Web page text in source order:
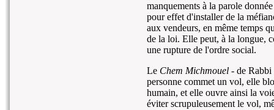
manquements à la parole
pour effet d'installer de la
aux vendeurs, en même temps
de la loi. Elle peut, à la longue,
une rupture de l'ordre social.
Le Chem Michmouel - de Rabbi
personne commet un vol, elle
humain, et elle ouvre ainsi la
éviter scrupuleusement le vol,